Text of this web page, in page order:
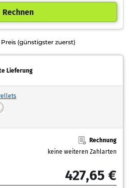
Rechnen
(günstigster zuerst)
Lieferung
Rechnung
keine weiteren Zahlarten
427,65 €